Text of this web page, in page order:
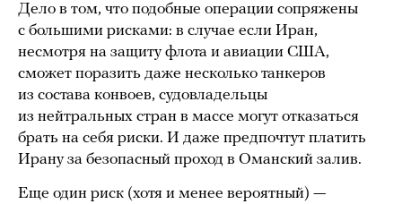
Дело в том, что подобные операции сопряжены
с большими рисками: в случае если Иран,
несмотря на защиту флота и авиации США,
сможет поразить даже несколько танкеров
из состава конвоев, судовладельцы
из нейтральных стран в массе могут отказаться
брать на себя риски. И даже предпочтут платить
Ирану за безопасный проход в Оманский залив.
Еще один риск (хотя и менее вероятный) —